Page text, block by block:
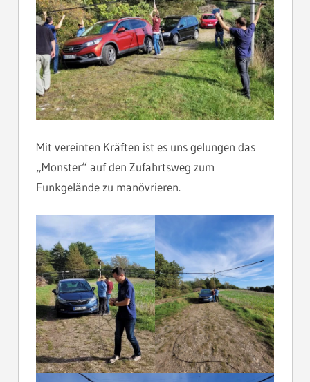
Mit vereinten Kräften ist es uns gelungen das
„Monster“ auf den Zufahrtsweg zum
Funkgelände zu manövrieren.